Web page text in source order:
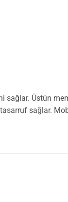
sağlar. Üstün
sağlar.